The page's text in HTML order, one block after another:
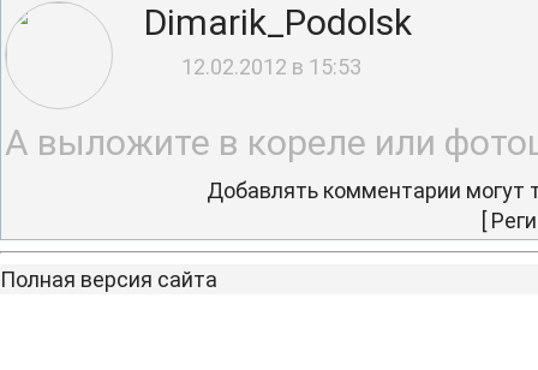
Dimarik_Podolsk
12.02.2012 в 15:53
А выложите в кореле или
Добавлять комментарии могут
[
Полная версия сайта